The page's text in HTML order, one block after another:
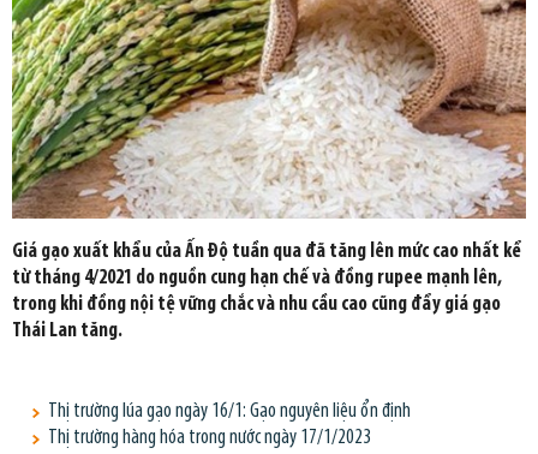
Giá gạo xuất khẩu của Ấn Độ tuần qua đã tăng lên mức cao nhất kể
từ tháng 4/2021 do nguồn cung hạn chế và đồng rupee mạnh lên,
trong khi đồng nội tệ vững chắc và nhu cầu cao cũng đẩy giá gạo
Thái Lan tăng.
Thị trường lúa gạo ngày 16/1: Gạo nguyên liệu ổn định
Thị trường hàng hóa trong nước ngày 17/1/2023